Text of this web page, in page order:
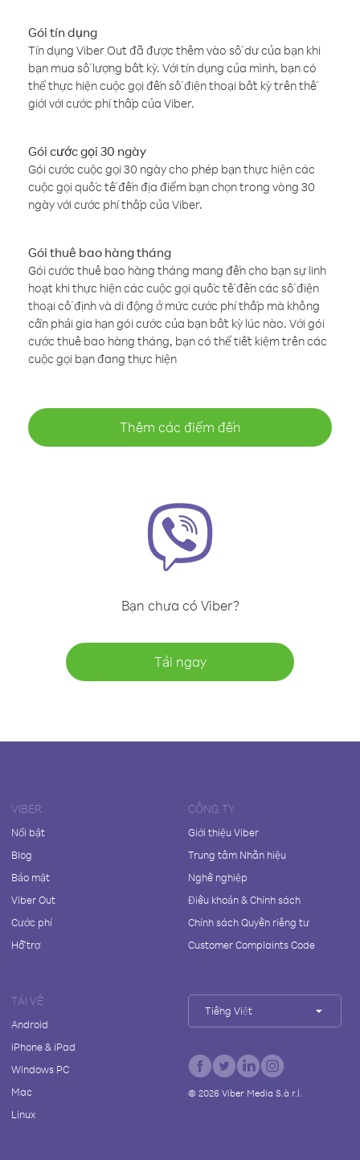
Gói tín dụng
Tín dụng Viber Out đã được thêm vào số dư của bạn khi
bạn mua số lượng bất kỳ. Với tín dụng của mình, bạn có
thể thực hiện cuộc gọi đến số điện thoại bất kỳ trên thế
giới với cước phí thấp của Viber.
Gói cước gọi 30 ngày
Gói cước cuộc gọi 30 ngày cho phép bạn thực hiện các
cuộc gọi quốc tế đến địa điểm bạn chọn trong vòng 30
ngày với cước phí thấp của Viber.
Gói thuê bao hàng tháng
Gói cước thuê bao hàng tháng mang đến cho bạn sự linh
hoạt khi thực hiện các cuộc gọi quốc tế đến các số điện
thoại cố định và di động ở mức cước phí thấp mà không
cần phải gia hạn gói cước của bạn bất kỳ lúc nào. Với gói
cước thuê bao hàng tháng, bạn có thể tiết kiệm trên các
cuộc gọi bạn đang thực hiện
Thêm các điểm đến
Bạn chưa có Viber?
Tải ngay
VIBER
Nổi bật
Blog
Bảo mật
Viber Out
Cước phí
Hỗ trợ
CÔNG TY
Giới thiệu Viber
Trung tâm Nhãn hiệu
Nghề nghiệp
Điều khoản & Chính sách
Chính sách Quyền riêng tư
Customer Complaints Code
TẢI VỀ
Android
iPhone & iPad
Windows PC
Mac
Linux
Tiếng Việt
© 2026Viber Media S.à r.l.